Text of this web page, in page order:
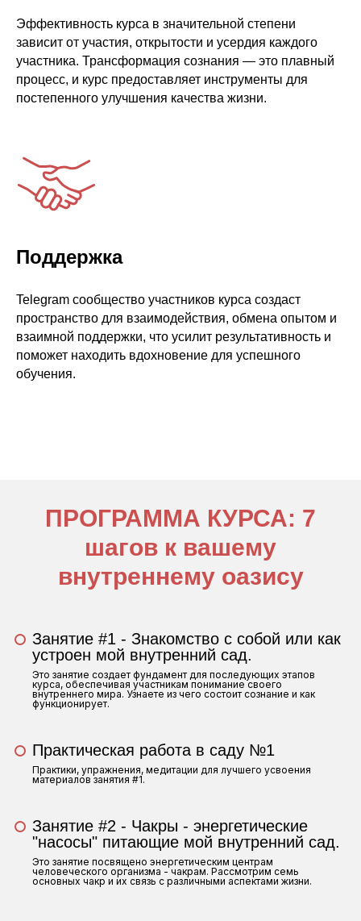
Эффективность курса в значительной степени
зависит от участия, открытости и усердия каждого
участника. Трансформация сознания — это плавный
процесс, и курс предоставляет инструменты для
постепенного улучшения качества жизни.
Поддержка
Telegram сообщество участников курса создаст
пространство для взаимодействия, обмена опытом и
взаимной поддержки, что усилит результативность и
поможет находить вдохновение для успешного
обучения.
ПРОГРАММА КУРСА: 7
шагов к вашему
внутреннему оазису
Занятие #1 - Знакомство с собой или как
устроен мой внутренний сад.
Это занятие создает фундамент для последующих этапов
курса, обеспечивая участникам понимание своего
внутреннего мира. Узнаете из чего состоит сознание и как
функционирует.
Практическая работа в саду №1
Практики, упражнения, медитации для лучшего усвоения
материалов занятия #1.
Занятие #2 - Чакры - энергетические
"насосы" питающие мой внутренний сад.
Это занятие посвящено энергетическим центрам
человеческого организма - чакрам. Рассмотрим семь
основных чакр и их связь с различными аспектами жизни.